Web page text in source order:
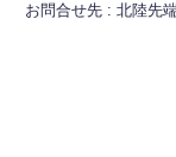
お問合せ先 : 北陸先